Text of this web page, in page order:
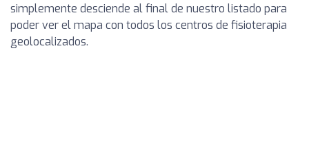
simplemente desciende al final de nuestro listado para
poder ver el mapa con todos los centros de fisioterapia
geolocalizados.